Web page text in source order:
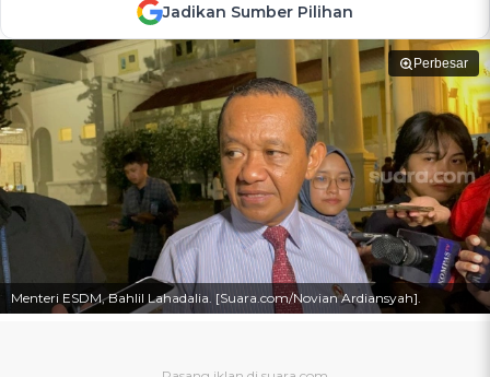
Jadikan Sumber Pilihan
Perbesar
Menteri ESDM, Bahlil Lahadalia. [Suara.com/Novian Ardiansyah].